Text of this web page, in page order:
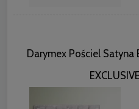
Darymex Pościel Satyna